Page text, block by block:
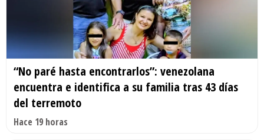
“No paré hasta encontrarlos”: venezolana
encuentra e identifica a su familia tras 43 días
del terremoto
Hace 19 horas